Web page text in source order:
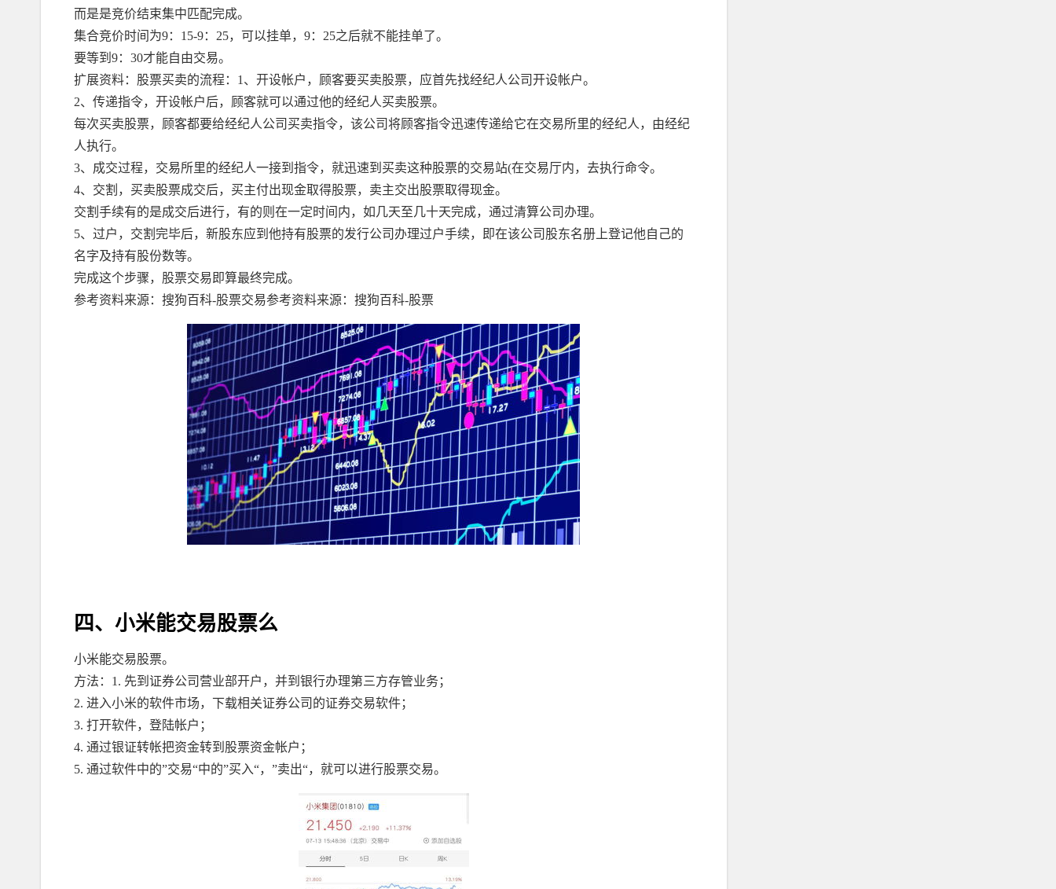
而是是竞价结束集中匹配完成。
集合竞价时间为9：15-9：25，可以挂单，9：25之后就不能挂单了。
要等到9：30才能自由交易。
扩展资料：股票买卖的流程：1、开设帐户，顾客要买卖股票，应首先找经纪人公司开设帐户。
2、传递指令，开设帐户后，顾客就可以通过他的经纪人买卖股票。
每次买卖股票，顾客都要给经纪人公司买卖指令，该公司将顾客指令迅速传递给它在交易所里的经纪人，由经纪
人执行。
3、成交过程，交易所里的经纪人一接到指令，就迅速到买卖这种股票的交易站(在交易厅内，去执行命令。
4、交割，买卖股票成交后，买主付出现金取得股票，卖主交出股票取得现金。
交割手续有的是成交后进行，有的则在一定时间内，如几天至几十天完成，通过清算公司办理。
5、过户，交割完毕后，新股东应到他持有股票的发行公司办理过户手续，即在该公司股东名册上登记他自己的
名字及持有股份数等。
完成这个步骤，股票交易即算最终完成。
参考资料来源：搜狗百科-股票交易参考资料来源：搜狗百科-股票
四、小米能交易股票么
小米能交易股票。
方法：1. 先到证券公司营业部开户，并到银行办理第三方存管业务；
2. 进入小米的软件市场，下载相关证券公司的证券交易软件；
3. 打开软件，登陆帐户；
4. 通过银证转帐把资金转到股票资金帐户；
5. 通过软件中的”交易“中的”买入“，”卖出“，就可以进行股票交易。